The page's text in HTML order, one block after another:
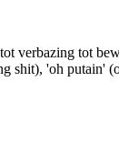
verbazing tot
shit), 'oh